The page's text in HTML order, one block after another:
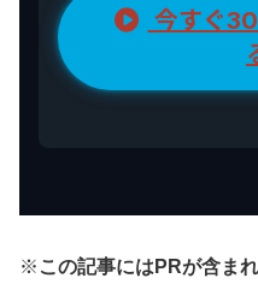
今すぐ
※ この記事にはPRが含ま